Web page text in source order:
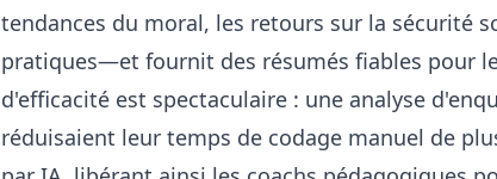
tendances du moral, les retours sur la sécurité
pratiques—et fournit des résumés fiables pour
d'efficacité est spectaculaire : une analyse
réduisaient leur temps de codage manuel de